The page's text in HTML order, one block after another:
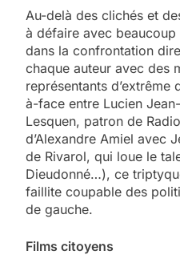
Au-delà des clichés et
à défaire avec
dans la confrontation
chaque auteur avec des
représentants
à-face entre Lucien
Lesquen, patron de
d’Alexandre Amiel avec
de Rivarol, qui loue le
Dieudonné…), ce
faillite coupable des
de gauche.
Films citoyens